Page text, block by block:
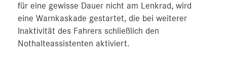
für eine gewisse Dauer nicht am Lenkrad, wird
eine Warnkaskade gestartet, die bei weiterer
Inaktivität des Fahrers schließlich den
Nothalteassistenten aktiviert.